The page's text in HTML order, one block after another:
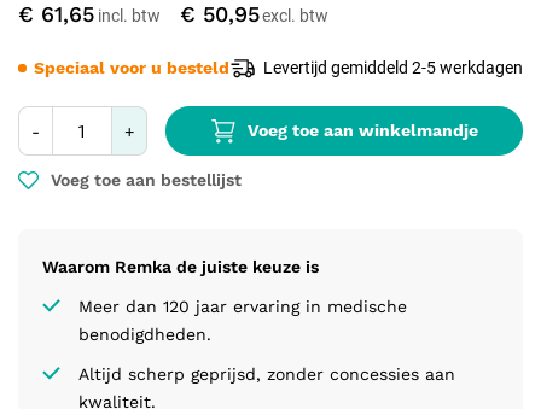
€ 61,65 € 50,95
- + Voeg toe aan winkelmandje
Voeg toe aan bestellijst
Waarom Remka de juiste keuze is
Meer dan 120 jaar ervaring in medische
benodigdheden.
Altijd scherp geprijsd, zonder concessies aan
kwaliteit.
Speciaal voor u besteld Levertijd gemiddeld 2-5 werkdagen